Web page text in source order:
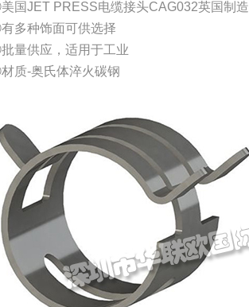
国JET PRESS电缆接头CAG032英国制造
多种饰面可供选择
量供应，适用于工业
质-奥氏体淬火碳钢